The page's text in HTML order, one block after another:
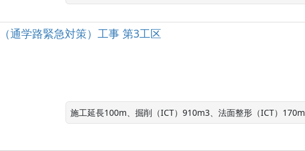
通学路緊急対策）工事 第3工区
施工延長100m、掘削（ICT）910m3、法面整形（ICT）